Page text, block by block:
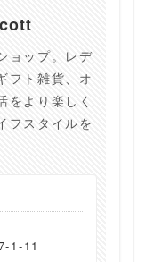
ョップ。レデ
フト雑貨、オ
をより楽しく
フスタイルを
1-11